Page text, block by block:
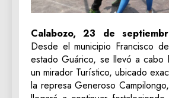
Calabozo, 23 de
Desde el municipio Francisco
estado Guárico, se llevó a cabo
un mirador Turístico, ubicado
la represa Generoso